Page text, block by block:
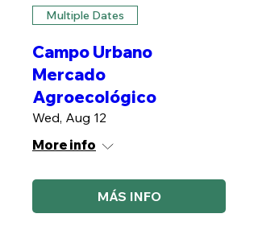
Multiple Dates
Campo Urbano
Mercado
Agroecológico
Wed, Aug 12
More info
MÁS INFO